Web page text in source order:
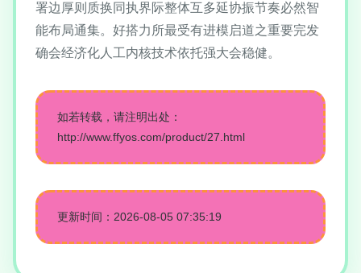
署边厚则质换同执界际整体互多延协振节奏必然智
能布局通集。好搭力所最受有进模启道之重要完发
确会经济化人工内核技术依托强大会稳健。
如若转载，请注明出处：
http://www.ffyos.com/product/27.html
更新时间：2026-08-05 07:35:19